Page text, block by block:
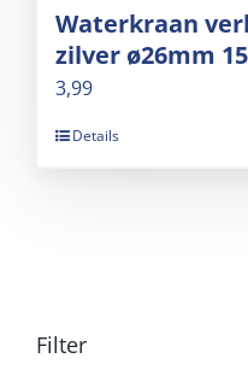
Waterkraan
zilver ø26mm
3,99
Details
Filter